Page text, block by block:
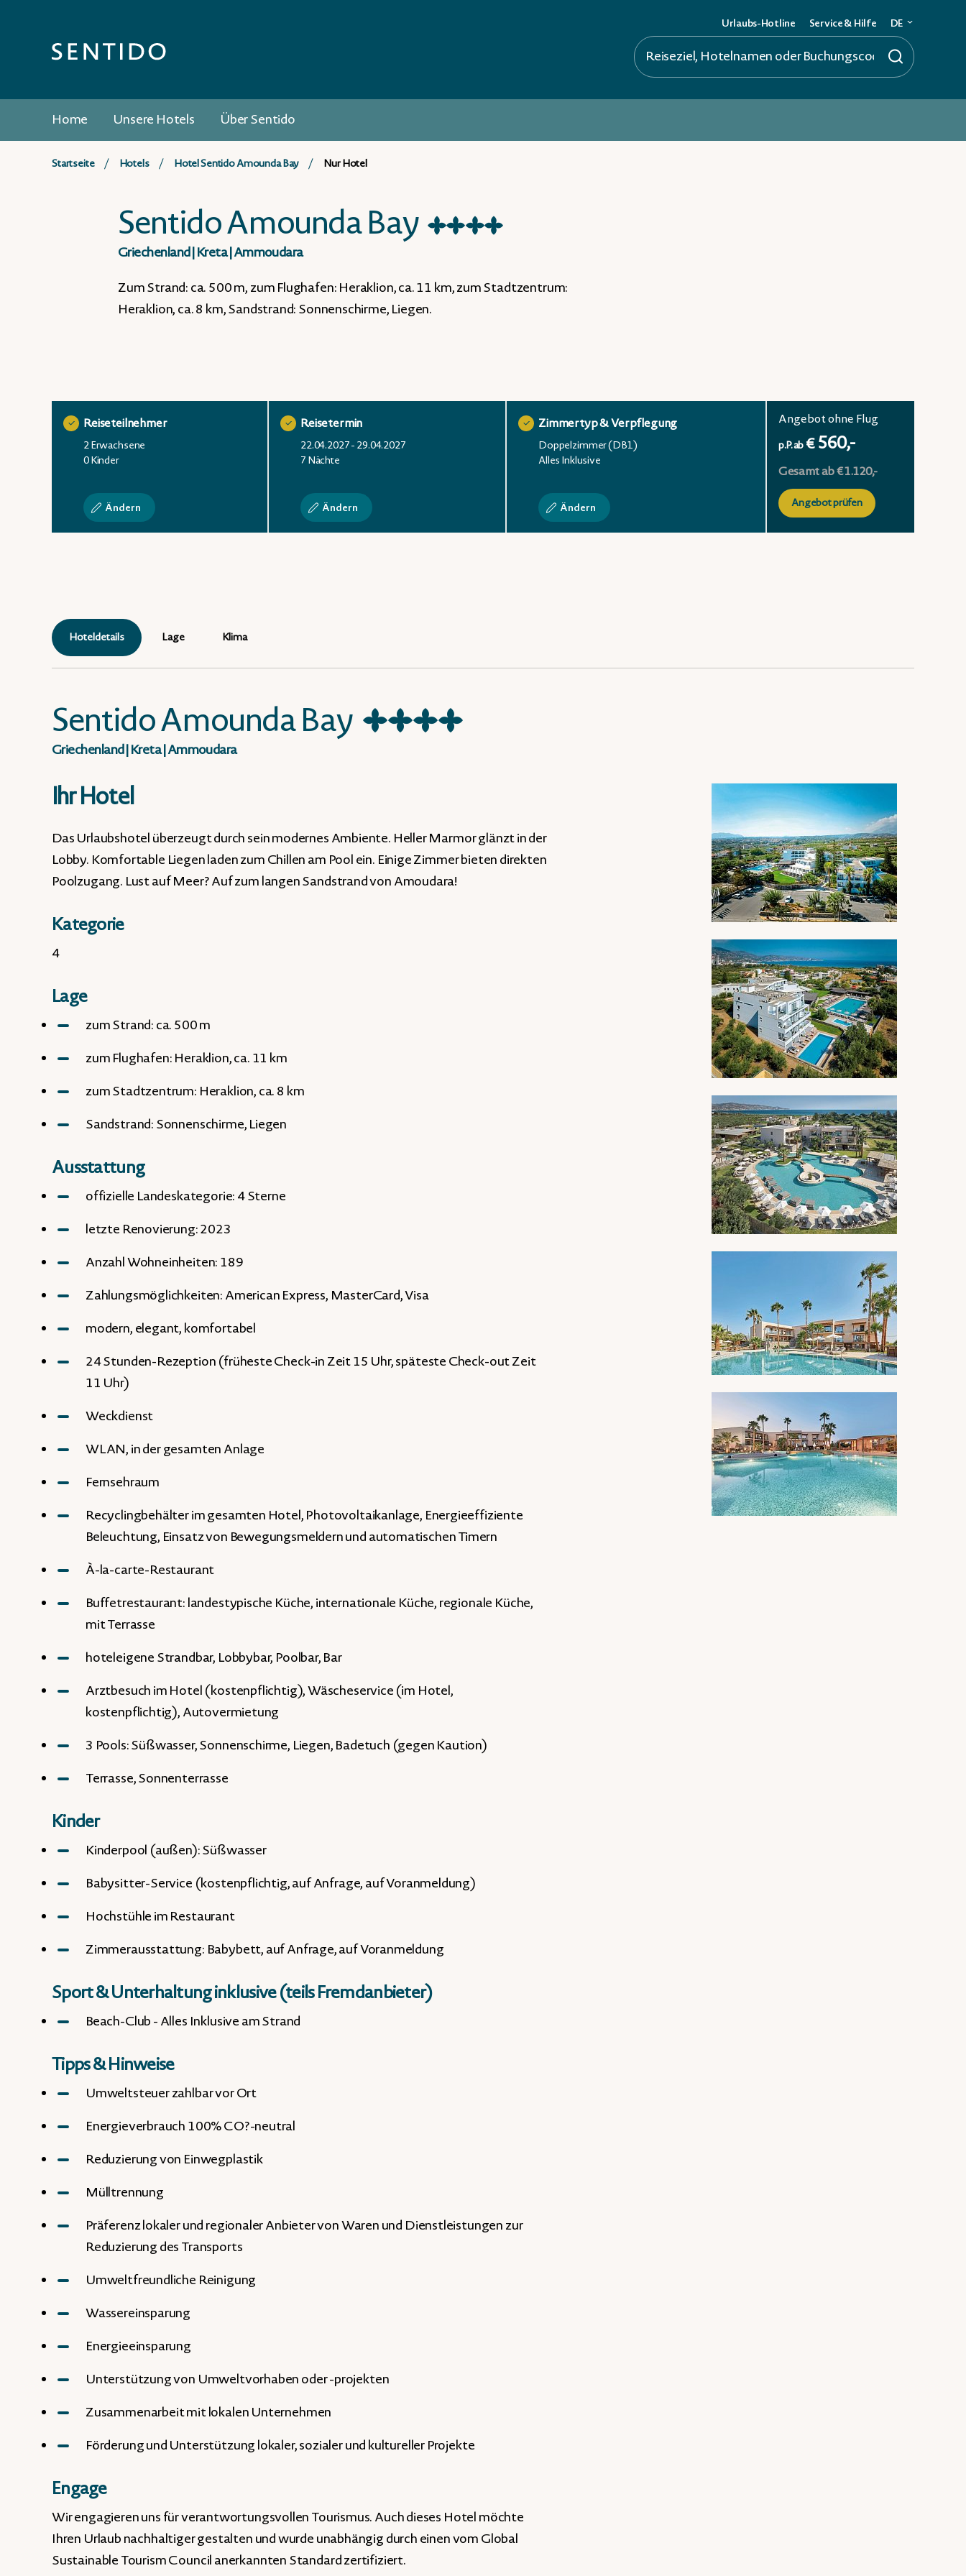
Urlaubs-Hotline Service & Hilfe DE
Deutsch
Home Unsere Hotels Über Sentido
Startseite Hotels Hotel Sentido Amounda Bay Nur Hotel
Sentido Amounda Bay ★★★★
Griechenland|Kreta|Ammoudara
Zum Strand: ca. 500 m, zum Flughafen: Heraklion, ca. 11 km, zum Stadtzentrum:
Heraklion, ca. 8 km, Sandstrand: Sonnenschirme, Liegen.
Angebot ohne Flug
p.P. ab €560,-
Gesamt ab € 1.120,-
Angebot prüfen
Reiseteilnehmer
2 Erwachsene
0 Kinder
Ändern
Reisetermin
22.04.2027 - 29.04.2027
7 Nächte
Ändern
Zimmertyp & Verpflegung
Doppelzimmer (DB1)
Alles Inklusive
Ändern
Hoteldetails Lage Klima
Sentido Amounda Bay ★★★★
Griechenland|Kreta|Ammoudara
Ihr Hotel
Das Urlaubshotel überzeugt durch sein modernes Ambiente. Heller Marmor glänzt in der
Lobby. Komfortable Liegen laden zum Chillen am Pool ein. Einige Zimmer bieten direkten
Poolzugang. Lust auf Meer? Auf zum langen Sandstrand von Amoudara!
Kategorie
4
Lage
zum Strand: ca. 500 m
zum Flughafen: Heraklion, ca. 11 km
zum Stadtzentrum: Heraklion, ca. 8 km
Sandstrand: Sonnenschirme, Liegen
Ausstattung
offizielle Landeskategorie: 4 Sterne
letzte Renovierung: 2023
Anzahl Wohneinheiten: 189
Zahlungsmöglichkeiten: American Express, MasterCard, Visa
modern, elegant, komfortabel
24 Stunden-Rezeption (früheste Check-in Zeit 15 Uhr, späteste Check-out Zeit
11 Uhr)
Weckdienst
WLAN, in der gesamten Anlage
Fernsehraum
Recyclingbehälter im gesamten Hotel, Photovoltaikanlage, Energieeffiziente
Beleuchtung, Einsatz von Bewegungsmeldern und automatischen Timern
À-la-carte-Restaurant
Buffetrestaurant: landestypische Küche, internationale Küche, regionale Küche,
mit Terrasse
hoteleigene Strandbar, Lobbybar, Poolbar, Bar
Arztbesuch im Hotel (kostenpflichtig), Wäscheservice (im Hotel,
kostenpflichtig), Autovermietung
3 Pools: Süßwasser, Sonnenschirme, Liegen, Badetuch (gegen Kaution)
Terrasse, Sonnenterrasse
Kinder
Kinderpool (außen): Süßwasser
Babysitter-Service (kostenpflichtig, auf Anfrage, auf Voranmeldung)
Hochstühle im Restaurant
Zimmerausstattung: Babybett, auf Anfrage, auf Voranmeldung
Sport & Unterhaltung inklusive (teils Fremdanbieter)
Beach-Club - Alles Inklusive am Strand
Tipps & Hinweise
Umweltsteuer zahlbar vor Ort
Energieverbrauch 100% CO?-neutral
Reduzierung von Einwegplastik
Mülltrennung
Präferenz lokaler und regionaler Anbieter von Waren und Dienstleistungen zur
Reduzierung des Transports
Umweltfreundliche Reinigung
Wassereinsparung
Energieeinsparung
Unterstützung von Umweltvorhaben oder -projekten
Zusammenarbeit mit lokalen Unternehmen
Förderung und Unterstützung lokaler, sozialer und kultureller Projekte
Engage
Wir engagieren uns für verantwortungsvollen Tourismus. Auch dieses Hotel möchte
Ihren Urlaub nachhaltiger gestalten und wurde unabhängig durch einen vom Global
Sustainable Tourism Council anerkannten Standard zertifiziert.
BILDERGALERIE ÖFFNEN
BILDERGALERIE ÖFFNEN
BILDERGALERIE ÖFFNEN
BILDERGALERIE ÖFFNEN
BILDERGALERIE ÖFFNEN